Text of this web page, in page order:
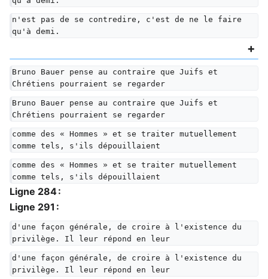
n'est pas de se contredire, c'est de ne le faire
qu'à demi.
Bruno Bauer pense au contraire que Juifs et
Chrétiens pourraient se regarder
Bruno Bauer pense au contraire que Juifs et
Chrétiens pourraient se regarder
comme des « Hommes » et se traiter mutuellement
comme tels, s'ils dépouillaient
comme des « Hommes » et se traiter mutuellement
comme tels, s'ils dépouillaient
Ligne 284 :
Ligne 291 :
d'une façon générale, de croire à l'existence du
privilège. Il leur répond en leur
d'une façon générale, de croire à l'existence du
privilège. Il leur répond en leur